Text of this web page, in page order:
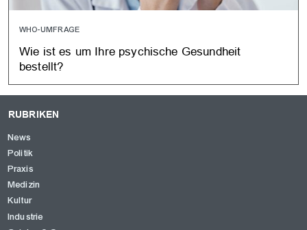
WHO-UMFRAGE
Wie ist es um Ihre psychische Gesundheit
bestellt?
RUBRIKEN
News
Politik
Praxis
Medizin
Kultur
Industrie